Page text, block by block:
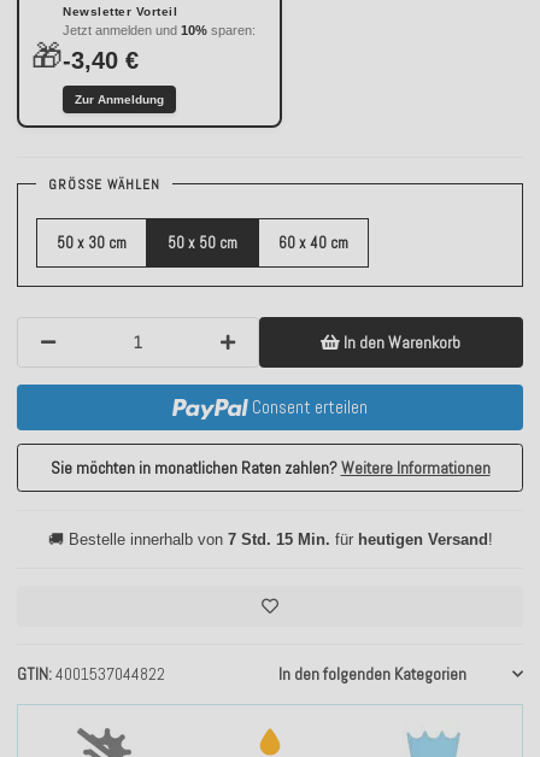
GTIN 4001537044822 In den folgenden Kategorien
🎁
Newsletter Vorteil
Jetzt anmelden und 10% sparen:
-3,40 €
Zur Anmeldung
GRÖSSE WÄHLEN
50 x 30 cm 50 x 50 cm 60 x 40 cm
In den Warenkorb
Consent erteilen
Sie möchten in monatlichen Raten zahlen?Weitere Informationen
🚚 Bestelle innerhalb von 7 Std. 15 Min. für heutigen Versand !